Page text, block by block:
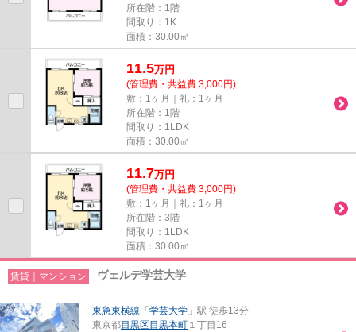
所在階：1階
間取り：1K
面積：30.00㎡
11.5万円
(管理費・共益費 3,000円)
敷：1ヶ月｜礼：1ヶ月
所在階：1階
間取り：1LDK
面積：30.00㎡
11.7万円
(管理費・共益費 3,000円)
敷：1ヶ月｜礼：1ヶ月
所在階：3階
間取り：1LDK
面積：30.00㎡
賃貸｜マンション ヴェルデ学芸大学
東急東横線 「 学芸大学 」駅 徒歩13分
東京都目黒区 目黒本町 １丁目16